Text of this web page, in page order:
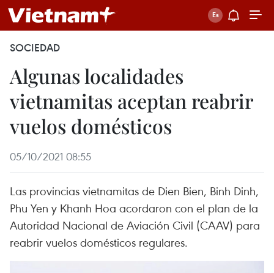
SOCIEDAD
Algunas localidades
vietnamitas aceptan reabrir
vuelos domésticos
05/10/2021 08:55
Las provincias vietnamitas de Dien Bien, Binh Dinh,
Phu Yen y Khanh Hoa acordaron con el plan de la
Autoridad Nacional de Aviación Civil (CAAV) para
reabrir vuelos domésticos regulares.